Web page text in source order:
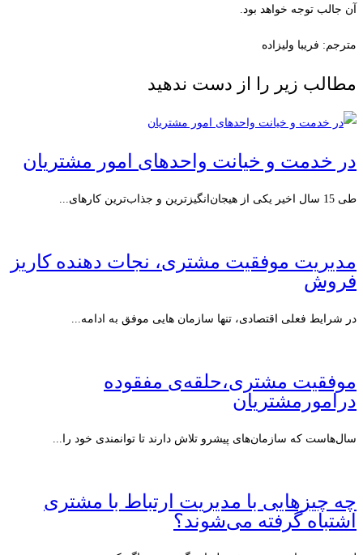
آن جالب توجه خواهد بود.
مترجم: فریبا ولیزاده
مطالب زیر را از دست ندهید
در خدمت و خیانت واحدهای امور مشتریان
طی 15 سال اخیر یکی از هیجان‌انگیزترین و جذاب‌ترین کارهای...
مدیریت موفقیت مشتری، نجات دهنده کاریز
فروش
در شرایط فعلی اقتصادی، تنها سازمان هایی موفق به ادامه...
موفقیت مشتری،حلقه‌ی مفقوده
درامورمشتریان
سال‌هاست که سازمان‌های پیشرو تلاش دارند تا توانمندی خود را...
چه چیزهایی با مدیریت ارتباط با مشتری
اشتباه گرفته می‌شوند؟